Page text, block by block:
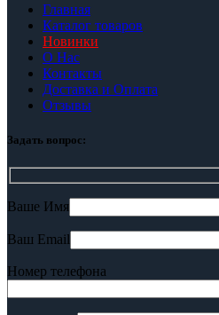
Главная
Каталог товаров
Новинки
О Нас
Контакты
Доставка и Оплата
Отзывы
Задать вопрос:
Ваше Имя
Ваш Email
Номер телефона